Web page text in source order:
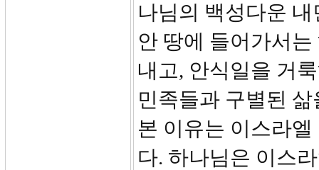
나님의 백성다운
안 땅에 들어가서
내고, 안식일을 거
민족들과 구별된
본 이유는 이스라
다. 하나님은 이스